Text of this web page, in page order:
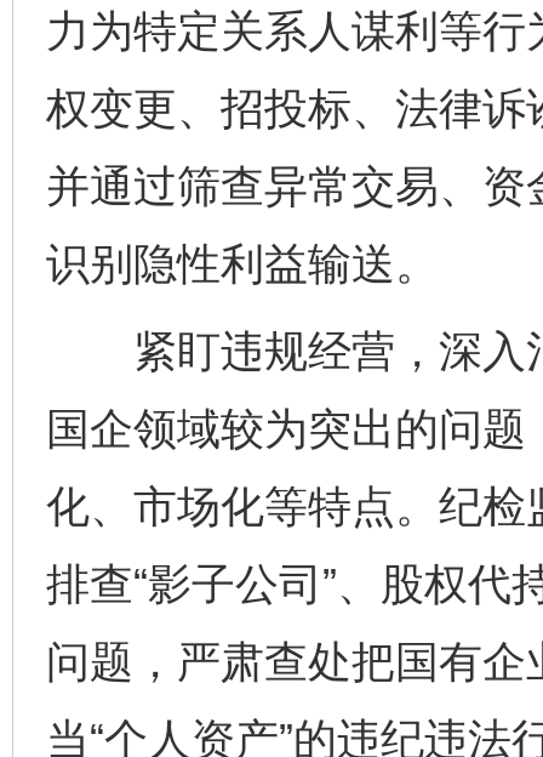
力为特定关系人谋利等
权变更、招投标、法律
并通过筛查异常交易、
识别隐性利益输送。
紧盯违规经营，深入
国企领域较为突出的问
化、市场化等特点。纪
排查“影子公司”、股权代
问题，严肃查处把国有企
当“个人资产”的违纪违